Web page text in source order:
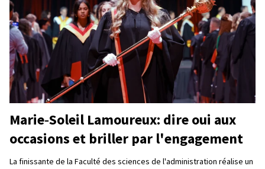
Marie‑Soleil Lamoureux: dire oui aux
occasions et briller par l'engagement
La finissante de la Faculté des sciences de l'administration réalise un